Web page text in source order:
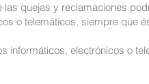
quejas y reclamaciones
o telemáticos, siempre que
informáticos, electrónicos o